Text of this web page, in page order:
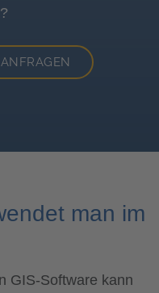
man im
GIS-Software kann